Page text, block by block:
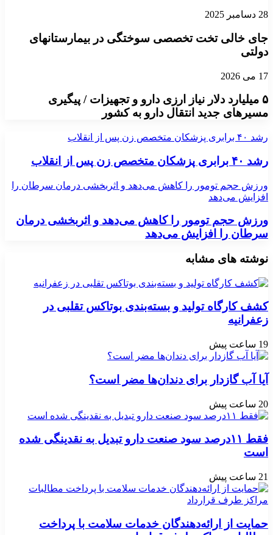
28 دسامبر 2025
جای خالی تخت تخصصی سوختگی در بیمارستانهای
دولتی
17 می 2026
۵ میلیارد دلار نیاز ارزی دارو و تجهیزات / پیگیری
مسیرهای جدید انتقال دارو به کشور
رشد ۴۰ برابری پزشکان متخصص زن پس از انقلاب
رشد ۴۰ برابری پزشکان متخصص زن پس از انقلاب
ورزش حجم تومور را کاهش می‌دهد و اثربخشی درمان سرطان را
افزایش می‌دهد
ورزش حجم تومور را کاهش می‌دهد و اثربخشی درمان
سرطان را افزایش می‌دهد
نوشته های مشابه
کشف کارگاه تولید و بسته‌بندی بوتاکس تقلبی در
زعفرانیه
19 ساعت پیش
آیا آب گازدار برای دندان‌ها مضر است؟
20 ساعت پیش
فقط ۱۱‌درصد سود صنعت دارو تبدیل به نقدینگی شده
است
21 ساعت پیش
حمایت از ارائه‌دهندگان خدمات سلامت با پرداخت